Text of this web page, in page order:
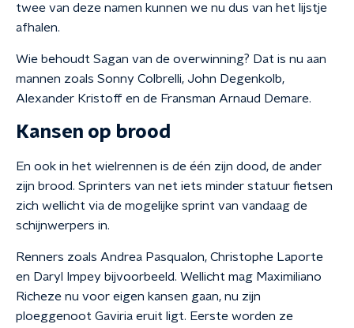
twee van deze namen kunnen we nu dus van het lijstje
afhalen.
Wie behoudt Sagan van de overwinning? Dat is nu aan
mannen zoals Sonny Colbrelli, John Degenkolb,
Alexander Kristoff en de Fransman Arnaud Demare.
Kansen op brood
En ook in het wielrennen is de één zijn dood, de ander
zijn brood. Sprinters van net iets minder statuur fietsen
zich wellicht via de mogelijke sprint van vandaag de
schijnwerpers in.
Renners zoals Andrea Pasqualon, Christophe Laporte
en Daryl Impey bijvoorbeeld. Wellicht mag Maximiliano
Richeze nu voor eigen kansen gaan, nu zijn
ploeggenoot Gaviria eruit ligt. Eerste worden ze